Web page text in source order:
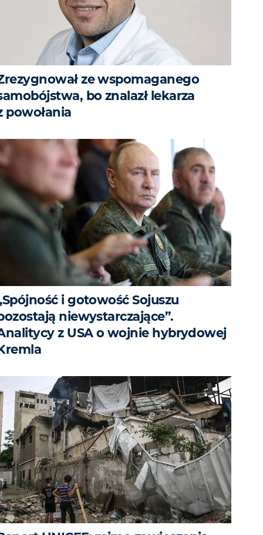
ze wspomaganego
bo znalazł lekarza
powołania
i gotowość Sojuszu
niewystarczające”.
z USA o wojnie hybrydowej